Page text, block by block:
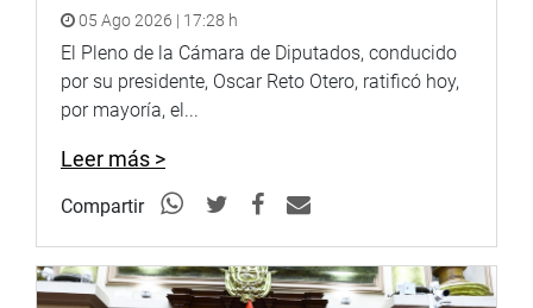
05 Ago 2026 | 17:28 h
El Pleno de la Cámara de Diputados, conducido
por su presidente, Oscar Reto Otero, ratificó hoy,
por mayoría, el...
Leer más >
Compartir